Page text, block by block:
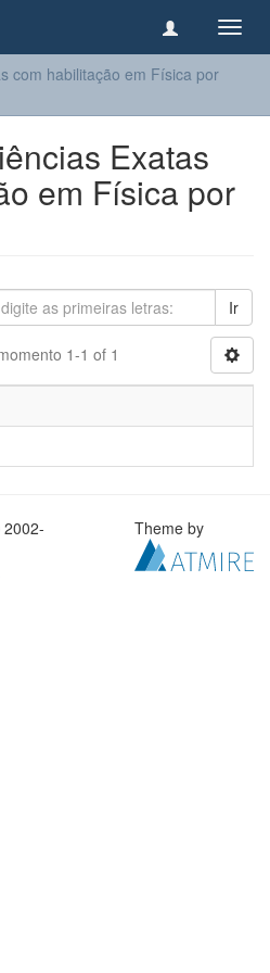
com habilitação em Física por
Exatas
em Física por
Ir
1-1 of 1
Theme by